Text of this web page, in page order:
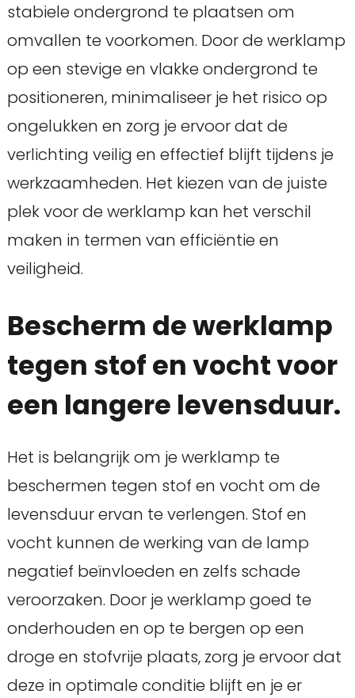
stabiele ondergrond te plaatsen om
omvallen te voorkomen. Door de werklamp
op een stevige en vlakke ondergrond te
positioneren, minimaliseer je het risico op
ongelukken en zorg je ervoor dat de
verlichting veilig en effectief blijft tijdens je
werkzaamheden. Het kiezen van de juiste
plek voor de werklamp kan het verschil
maken in termen van efficiëntie en
veiligheid.
Bescherm de werklamp
tegen stof en vocht voor
een langere levensduur.
Het is belangrijk om je werklamp te
beschermen tegen stof en vocht om de
levensduur ervan te verlengen. Stof en
vocht kunnen de werking van de lamp
negatief beïnvloeden en zelfs schade
veroorzaken. Door je werklamp goed te
onderhouden en op te bergen op een
droge en stofvrije plaats, zorg je ervoor dat
deze in optimale conditie blijft en je er